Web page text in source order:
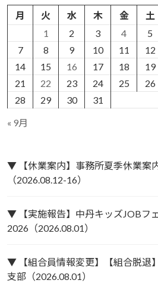
月
火 水 木 金 土
1
2 3 4 5
7
8 9 10 11 12
14
15 16 17 18 19
21
22 23 24 25 26
28
29 30 31
« 9月
▼ 【休業案内】事務所夏季休業案
（2026.08.12-16）
▼ 【実施報告】中丹キッズJOBフ
2026（2026.08.01）
▼ 【組合員情報変更】【組合脱退
支部（2026.08.01）